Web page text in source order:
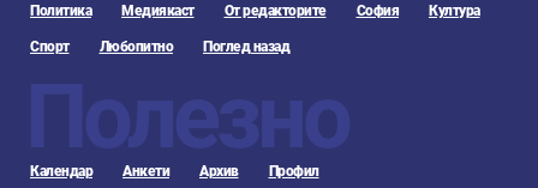
Политика Медиякаст От редакторите София Култура
Спорт Любопитно Поглед назад
Полезно
Календар Анкети Архив Профил